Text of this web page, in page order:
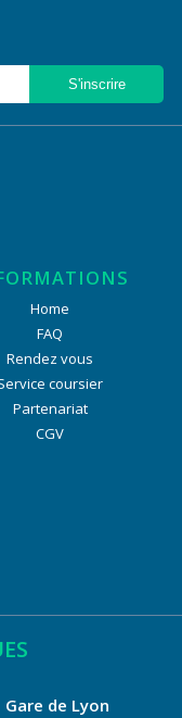
Home
FAQ
Rendez vous
coursier
Partenariat
CGV
Gare de Lyon